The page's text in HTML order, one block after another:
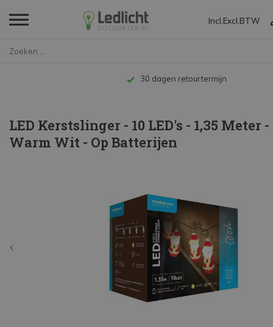
Incl. Excl. BTW
Tot 10 jaar garantie
LED Kerstslinger - 10 LED's - 1,35 Meter -
Warm Wit - Op Batterijen